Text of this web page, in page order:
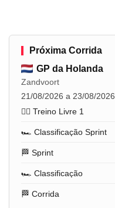
Próxima Corrida
GP da Holanda
Zandvoort
21/08/2026 a 23/08/2026
🏋️‍♂️ Treino Livre 1
🏎️ Classificação Sprint
🏁 Sprint
🏎️ Classificação
🏁 Corrida